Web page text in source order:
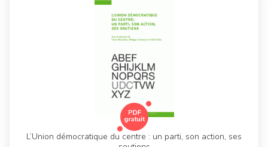
L’Union démocratique du centre : un parti, son action, ses